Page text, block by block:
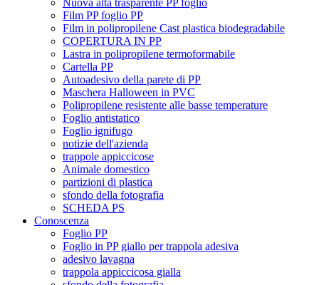
Nuova alta trasparente PP foglio
Film PP foglio PP
Film in polipropilene Cast plastica biodegradabile
COPERTURA IN PP
Lastra in polipropilene termoformabile
Cartella PP
Autoadesivo della parete di PP
Maschera Halloween in PVC
Polipropilene resistente alle basse temperature
Foglio antistatico
Foglio ignifugo
notizie dell'azienda
trappole appiccicose
Animale domestico
partizioni di plastica
sfondo della fotografia
SCHEDA PS
Conoscenza
Foglio PP
Foglio in PP giallo per trappola adesiva
adesivo lavagna
trappola appiccicosa gialla